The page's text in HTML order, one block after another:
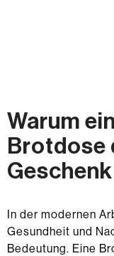
Warum
Brotdose
In der modernen
Gesundheit und
Bedeutung. Eine